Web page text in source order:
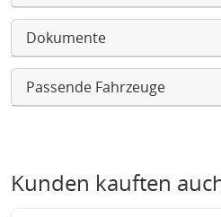
Dokumente
Passende Fahrzeuge
Kunden kauften